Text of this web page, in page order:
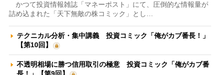
かつて投資情報雑誌「マネーポスト」にて、圧倒的な情報量が
詰め込まれた「天下無敵の株コミック」とし…
テクニカル分析・集中講義 投資コミック「俺がカブ番長！」
【第10回】
不透明相場に勝つ信用取引の極意 投資コミック「俺がカブ番